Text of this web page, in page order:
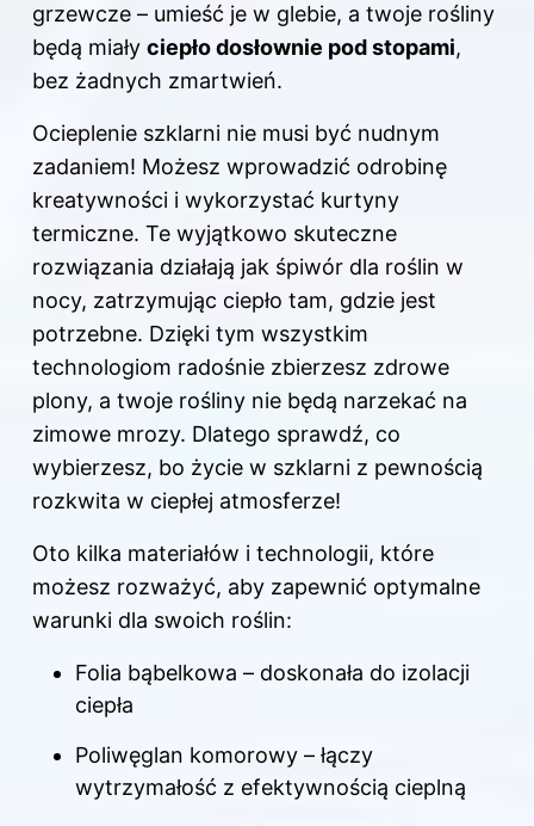
grzewcze – umieść je w glebie, a twoje rośliny
będą miały ciepło dosłownie pod stopami,
bez żadnych zmartwień.
Ocieplenie szklarni nie musi być nudnym
zadaniem! Możesz wprowadzić odrobinę
kreatywności i wykorzystać kurtyny
termiczne. Te wyjątkowo skuteczne
rozwiązania działają jak śpiwór dla roślin w
nocy, zatrzymując ciepło tam, gdzie jest
potrzebne. Dzięki tym wszystkim
technologiom radośnie zbierzesz zdrowe
plony, a twoje rośliny nie będą narzekać na
zimowe mrozy. Dlatego sprawdź, co
wybierzesz, bo życie w szklarni z pewnością
rozkwita w ciepłej atmosferze!
Oto kilka materiałów i technologii, które
możesz rozważyć, aby zapewnić optymalne
warunki dla swoich roślin:
Folia bąbelkowa – doskonała do izolacji
ciepła
Poliwęglan komorowy – łączy
wytrzymałość z efektywnością cieplną